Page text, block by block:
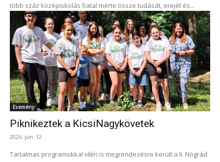
több száz középiskolás fiatal mérte össze tudását, erejét és...
Esemény
Piknikeztek a KicsiNagykövetek
2026. jún. 12.
Tartalmas programokkal idén is megrendezésre került a II. Nógrád